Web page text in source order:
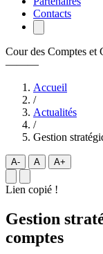
Contacts
Cour des Comptes et
———
Accueil
/
Actualités
/
Gestion
A- A A+
Lien copié !
Gestion
comptes